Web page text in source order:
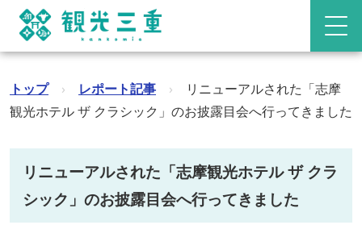
トップ › レポート記事 ›
リニューアルされた「志摩
観光ホテル ザ クラシック」のお披露目会へ行ってきました
リニューアルされた「志摩観光ホテル ザ クラ
シック」のお披露目会へ行ってきました